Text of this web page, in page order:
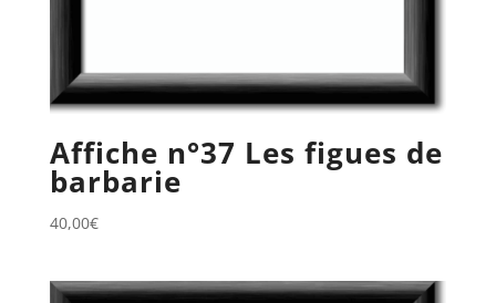
Affiche n°37 Les figues de
barbarie
40,00€